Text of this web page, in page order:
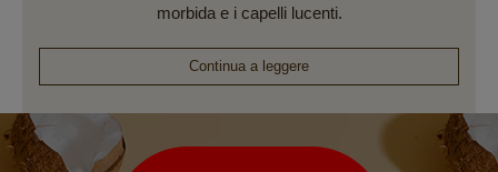
morbida e i capelli lucenti.
Continua a leggere
Newsletter